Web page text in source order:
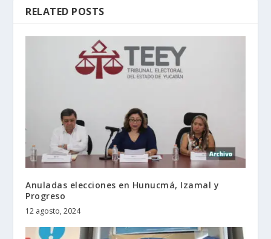
RELATED POSTS
Anuladas elecciones en Hunucmá, Izamal y
Progreso
12 agosto, 2024